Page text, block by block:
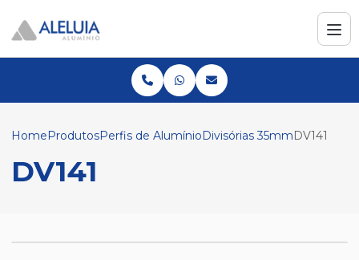
HomeProdutosPerfis de AlumínioDivisórias 35mmDV141
DV141